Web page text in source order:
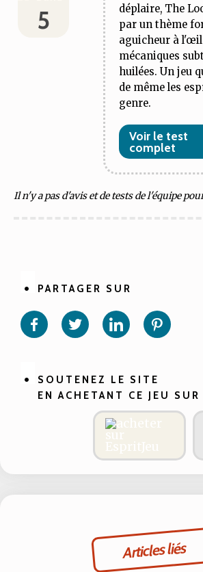
5
déplaire, The
par un thème
aguicheur à l'œil
mécaniques
huilées. Un jeu
de même les
genre.
Voir le test
complet
Il n'y a pas d'avis et de tests de l'équipe
PARTAGER SUR
Partager
sur
Partager
sur sur
SOUTENEZ LE SITE
EN ACHETANT CE JEU SUR
Articles liés